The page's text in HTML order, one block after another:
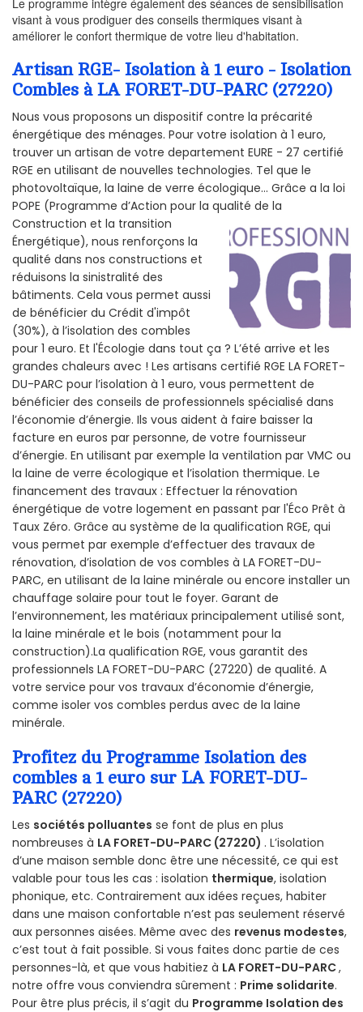
Le programme intègre également des séances de sensibilisation
visant à vous prodiguer des conseils thermiques visant à
améliorer le confort thermique de votre lieu d'habitation.
Artisan RGE- Isolation à 1 euro - Isolation
Combles à LA FORET-DU-PARC (27220)
Nous vous proposons un dispositif contre la précarité
énergétique des ménages. Pour votre isolation à 1 euro,
trouver un artisan de votre departement EURE - 27 certifié
RGE en utilisant de nouvelles technologies. Tel que le
photovoltaïque, la laine de verre écologique... Grâce a la loi
POPE (Programme d’Action pour la qualité de la
Construction et la transition
Énergétique), nous renforçons la
qualité dans nos constructions et
réduisons la sinistralité des
bâtiments. Cela vous permet aussi
de bénéficier du Crédit d'impôt
(30%), à l’isolation des combles
pour 1 euro. Et l'Écologie dans tout ça ? L’été arrive et les
grandes chaleurs avec ! Les artisans certifié RGE LA FORET-
DU-PARC pour l’isolation à 1 euro, vous permettent de
bénéficier des conseils de professionnels spécialisé dans
l’économie d’énergie. Ils vous aident à faire baisser la
facture en euros par personne, de votre fournisseur
d’énergie. En utilisant par exemple la ventilation par VMC ou
la laine de verre écologique et l’isolation thermique. Le
financement des travaux : Effectuer la rénovation
énergétique de votre logement en passant par l'Éco Prêt à
Taux Zéro. Grâce au système de la qualification RGE, qui
vous permet par exemple d’effectuer des travaux de
rénovation, d’isolation de vos combles à LA FORET-DU-
PARC, en utilisant de la laine minérale ou encore installer un
chauffage solaire pour tout le foyer. Garant de
l’environnement, les matériaux principalement utilisé sont,
la laine minérale et le bois (notamment pour la
construction).La qualification RGE, vous garantit des
professionnels LA FORET-DU-PARC (27220) de qualité. A
votre service pour vos travaux d’économie d’énergie,
comme isoler vos combles perdus avec de la laine
minérale.
Profitez du Programme Isolation des
combles a 1 euro sur LA FORET-DU-
PARC (27220)
Les sociétés polluantes se font de plus en plus
nombreuses à LA FORET-DU-PARC (27220) . L’isolation
d’une maison semble donc être une nécessité, ce qui est
valable pour tous les cas : isolation thermique, isolation
phonique, etc. Contrairement aux idées reçues, habiter
dans une maison confortable n’est pas seulement réservé
aux personnes aisées. Même avec des revenus modestes,
c’est tout à fait possible. Si vous faites donc partie de ces
personnes-là, et que vous habitiez à LA FORET-DU-PARC,
notre offre vous conviendra sûrement : Prime solidarite.
Pour être plus précis, il s’agit du Programme Isolation des